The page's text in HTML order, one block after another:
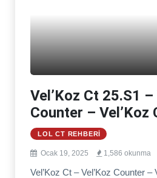
Vel’Koz Ct 25.S1 –
Counter – Vel’Koz
LOL CT REHBERI
Ocak 19, 2025 1,586 okunma
Vel’Koz Ct – Vel’Koz Counter –